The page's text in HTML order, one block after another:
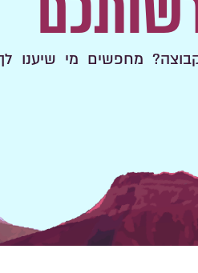
מחפשים מי שיענו